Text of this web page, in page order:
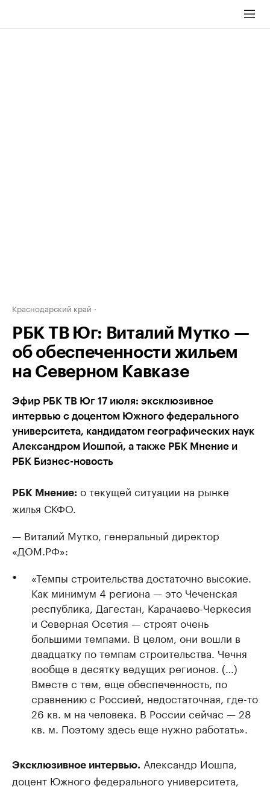
Краснодарский край
РБК ТВ Юг: Виталий Мутко —
об обеспеченности жильем
на Северном Кавказе
Эфир РБК ТВ Юг 17 июля: эксклюзивное
интервью с доцентом Южного федерального
университета, кандидатом географических наук
Александром Иошпой, а также РБК Мнение и
РБК Бизнес-новость
РБК Мнение: о текущей ситуации на рынке
жилья СКФО.
— Виталий Мутко, генеральный директор
«ДОМ.РФ»:
«Темпы строительства достаточно высокие.
Как минимум 4 региона — это Чеченская
республика, Дагестан, Карачаево-Черкесия
и Северная Осетия — строят очень
большими темпами. В целом, они вошли в
двадцатку по темпам строительства. Чечня
вообще в десятку ведущих регионов. (…)
Вместе с тем, еще обеспеченность, по
сравнению с Россией, недостаточная, где-то
26 кв. м на человека. В России сейчас — 28
кв. м. Поэтому здесь еще нужно работать».
Эксклюзивное интервью. Александр Иошпа,
доцент Южного федерального университета,